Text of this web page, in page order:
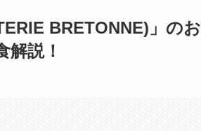
BRETONNE)」のお
説！